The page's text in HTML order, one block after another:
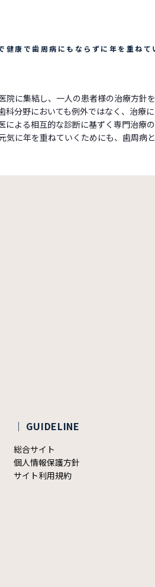
康で歯周病にもならずに年を重ねて
に集結し、一人の患者様の治療方針
分野においても例外ではなく、治
よる相互的な診断に基ずく専門治療
に年を重ねていくためにも、歯周
｜ GUIDELINE
総合サイト
個人情報保護方針
サイト利用規約